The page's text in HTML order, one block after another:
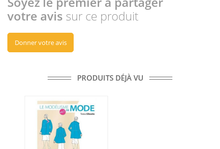
votre avis sur ce produit
Donner votre avis
PRODUITS DÉJÀ VU